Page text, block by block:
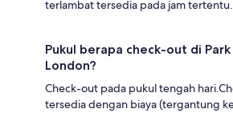
terlambat tersedia pada jam tertentu.
Pukul berapa check-out di
London?
Check-out pada pukul tengah
tersedia dengan biaya (tergantung